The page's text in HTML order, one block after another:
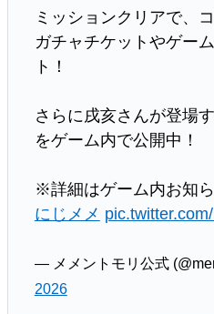
ミッションクリアで、
ガチャチケットやゲー
ト！
さらに戌亥さんが登場
をゲーム内で公開中！
※詳細はゲーム内お知
にじメメ
— メメントモリ公式
2026